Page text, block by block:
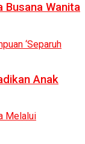
Busana Wanita
Anak